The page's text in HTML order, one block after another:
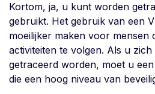
Kortom, ja, u kunt worden
gebruikt. Het gebruik van een
moeilijker maken voor mensen
activiteiten te volgen. Als u
getraceerd worden, moet u
die een hoog niveau van